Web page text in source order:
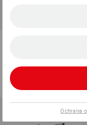
od
(v. DPH) od 10 ks
Ochrana